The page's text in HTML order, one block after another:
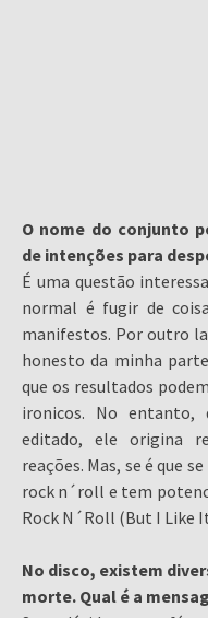
O nome do conjunto
de intenções para
É uma questão
normal é fugir de
manifestos. Por outro
honesto da minha
que os resultados
ironicos. No entanto,
editado, ele origina
reações. Mas, se é que
rock n´roll e tem
Rock N´Roll (But I Like
No disco, existem
morte. Qual é a